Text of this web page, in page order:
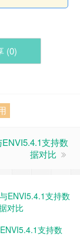
(0)
支持数
据对比
支持数